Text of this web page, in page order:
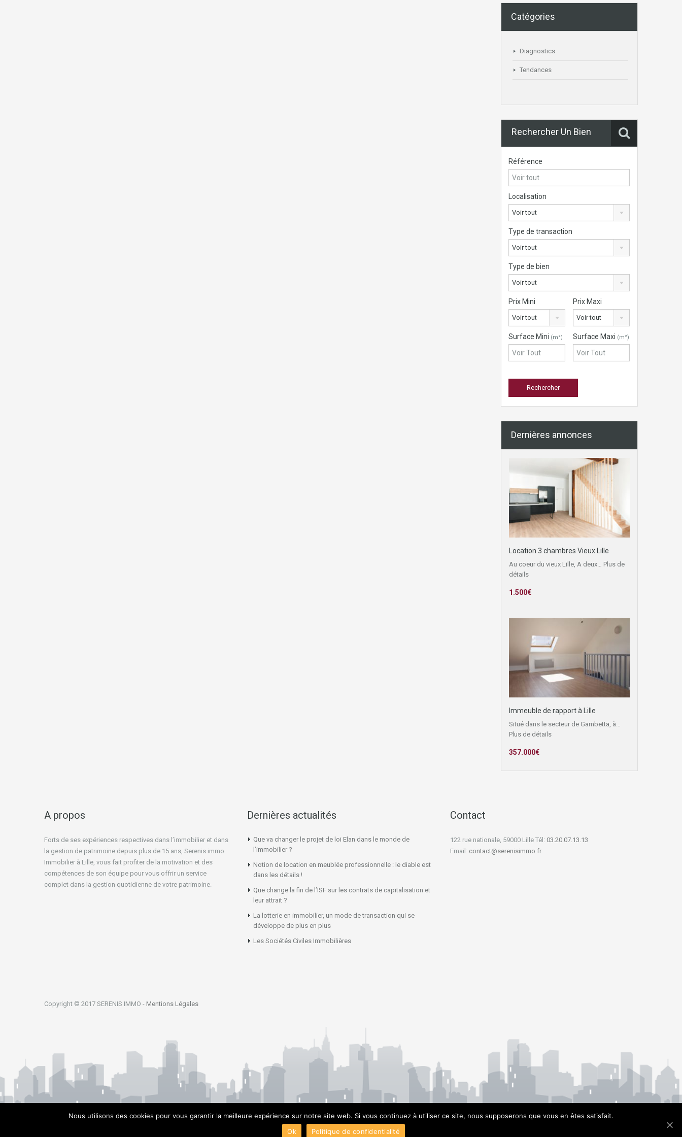
Catégories
Diagnostics
Tendances
Rechercher Un Bien
Référence
Localisation
Voir tout
Type de transaction
Voir tout
Type de bien
Voir tout
Prix Mini
Voir tout
Prix Maxi
Voir tout
Surface Mini (m²) Surface Maxi (m²)
Dernières annonces
Location 3 chambres Vieux Lille
Au coeur du vieux Lille, A deux… Plus de
détails
1.500€
Immeuble de rapport à Lille
Situé dans le secteur de Gambetta, à…
Plus de détails
357.000€
A propos
Forts de ses expériences respectives dans l’immobilier et dans
la gestion de patrimoine depuis plus de 15 ans, Serenis immo
Immobilier à Lille, vous fait profiter de la motivation et des
compétences de son équipe pour vous offrir un service
complet dans la gestion quotidienne de votre patrimoine.
Dernières actualités
Que va changer le projet de loi Elan dans le monde de
l’immobilier ?
Notion de location en meublée professionnelle : le diable est
dans les détails !
Que change la fin de l’ISF sur les contrats de capitalisation et
leur attrait ?
La lotterie en immobilier, un mode de transaction qui se
développe de plus en plus
Les Sociétés Civiles Immobilières
Contact
122 rue nationale, 59000 Lille Tél: 03.20.07.13.13
Email: contact@serenisimmo.fr
Copyright © 2017 SERENIS IMMO - Mentions Légales
Nous utilisons des cookies pour vous garantir la meilleure expérience sur notre site web. Si vous continuez à utiliser ce site, nous supposerons que vous en êtes satisfait.
Ok
Politique de confidentialité